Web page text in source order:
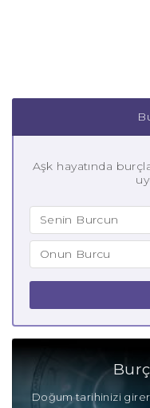
Aşk hayatında
Doğum tarihinizi